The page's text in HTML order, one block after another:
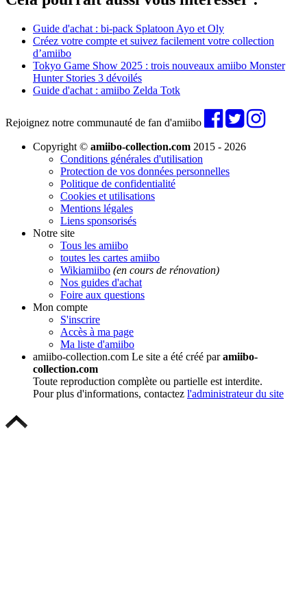
Guide d'achat : bi-pack Splatoon Ayo et Oly
Créez votre compte et suivez facilement votre collection
d’amiibo
Tokyo Game Show 2025 : trois nouveaux amiibo Monster
Hunter Stories 3 dévoilés
Guide d'achat : amiibo Zelda Totk
Rejoignez notre communauté de fan d'amiibo
Copyright © amiibo-collection.com 2015 - 2026
Conditions générales d'utilisation
Protection de vos données personnelles
Politique de confidentialité
Cookies et utilisations
Mentions légales
Liens sponsorisés
Notre site
Tous les amiibo
toutes les cartes amiibo
Wikiamiibo (en cours de rénovation)
Nos guides d'achat
Foire aux questions
Mon compte
S'inscrire
Accès à ma page
Ma liste d'amiibo
amiibo-collection.com Le site a été créé paramiibo-
collection.com
Toute reproduction complète ou partielle est interdite.
Pour plus d'informations, contactez l'administrateur du site